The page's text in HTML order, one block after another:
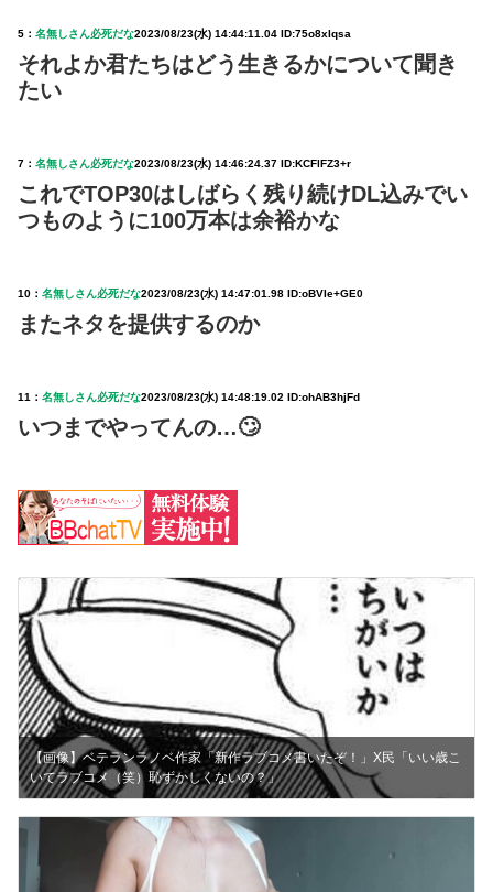
5： 名無しさん必死だな2023/08/23(水) 14:44:11.04 ID:75o8xIqsa
それよか君たちはどう生きるかについて聞き
たい
7： 名無しさん必死だな2023/08/23(水) 14:46:24.37 ID:KCFlFZ3+r
これでTOP30はしばらく残り続けDL込みでい
つものように100万本は余裕かな
10： 名無しさん必死だな2023/08/23(水) 14:47:01.98 ID:oBVIe+GE0
またネタを提供するのか
11： 名無しさん必死だな2023/08/23(水) 14:48:19.02 ID:ohAB3hjFd
いつまでやってんの…🙄
【画像】ベテランラノベ作家「新作ラブコメ書いたぞ！」X民「いい歳こ
いてラブコメ（笑）恥ずかしくないの？」